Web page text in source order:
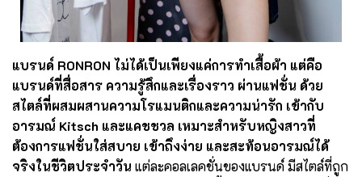
แบรนด์ RONRON ไม่ได้เป็นเพียงแค่การทำเสื้อผ้า แต่คือ
แบรนด์ที่สื่อสาร ความรู้สึกและเรื่องราว ผ่านแฟชั่น ด้วย
สไตล์ที่ผสมผสานความโรแมนติกและความน่ารัก เข้ากับ
อารมณ์ Kitsch และแคชชวล เหมาะสำหรับหญิงสาวที่
ต้องการแฟชั่นใส่สบาย เข้าถึงง่าย และสะท้อนอารมณ์ได้
จริงในชีวิตประจำวัน แต่ละคอลเลคชั่นของแบรนด์ มีสไตล์ที่ถูก